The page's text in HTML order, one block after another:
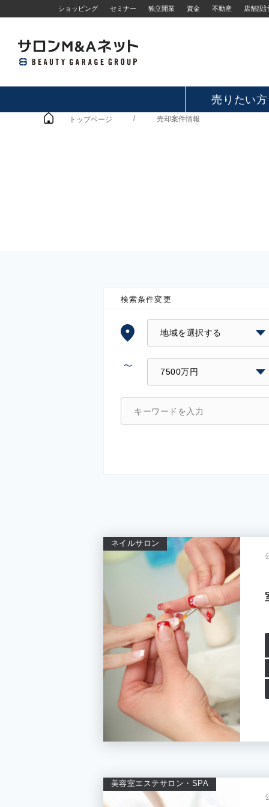
ショッピング セミナー 独立開業 資金 不動産 店舗設
売りたい方
トップページ / 売却案件情報
検索条件変更
ネイルサロン
美容室エステサロン・SPA